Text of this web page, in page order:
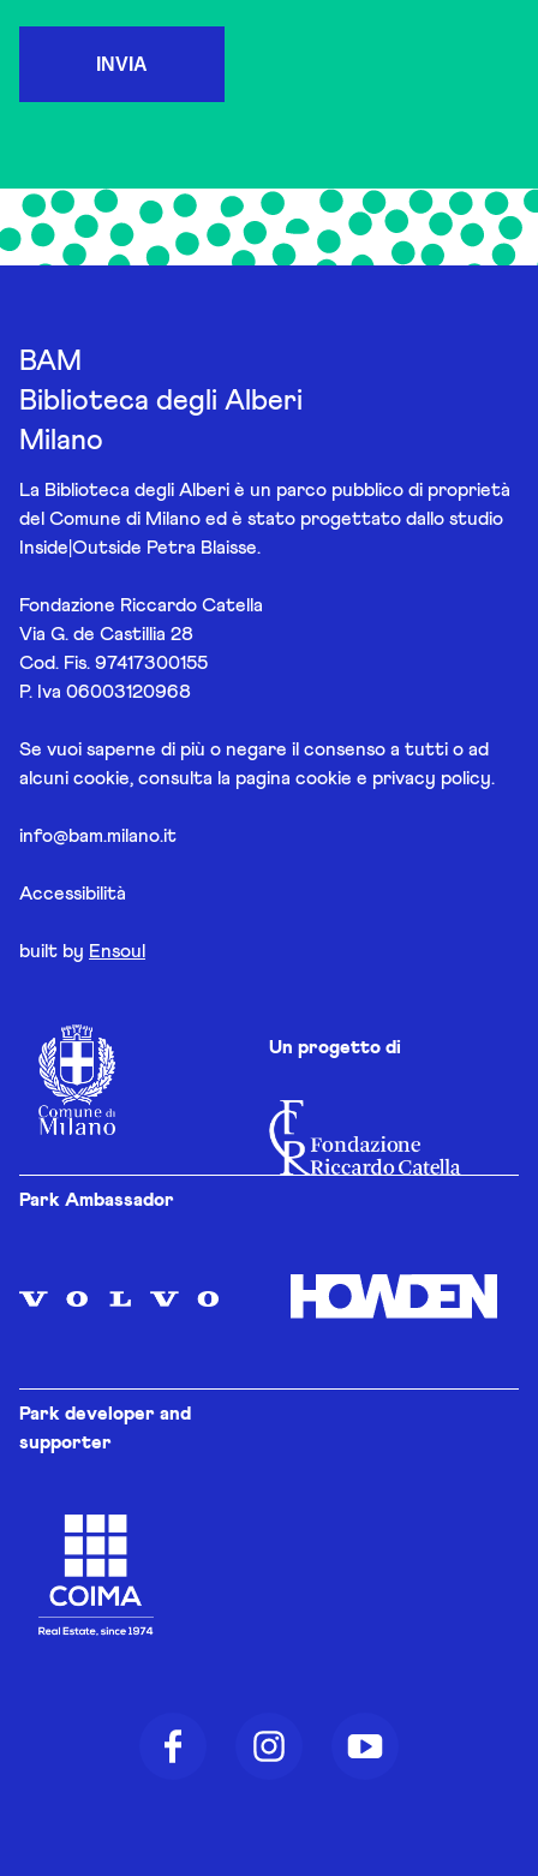
INVIA
BAM
Biblioteca degli Alberi
Milano
La Biblioteca degli Alberi è un parco pubblico di proprietà
del Comune di Milano ed è stato progettato dallo studio
Inside|Outside Petra Blaisse.
Fondazione Riccardo Catella
Via G. de Castillia 28
Cod. Fis. 97417300155
P. Iva 06003120968
Se vuoi saperne di più o negare il consenso a tutti o ad
alcuni cookie, consulta la pagina cookie e privacy policy.
info@bam.milano.it
Accessibilità
built by Ensoul
Un progetto di
Park Ambassador
Park developer and
supporter